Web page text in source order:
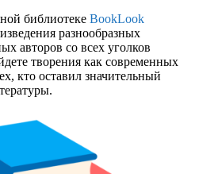
библиотеке BookLook
разнообразных
авторов со всех уголков
творения как современных
кто оставил значительный